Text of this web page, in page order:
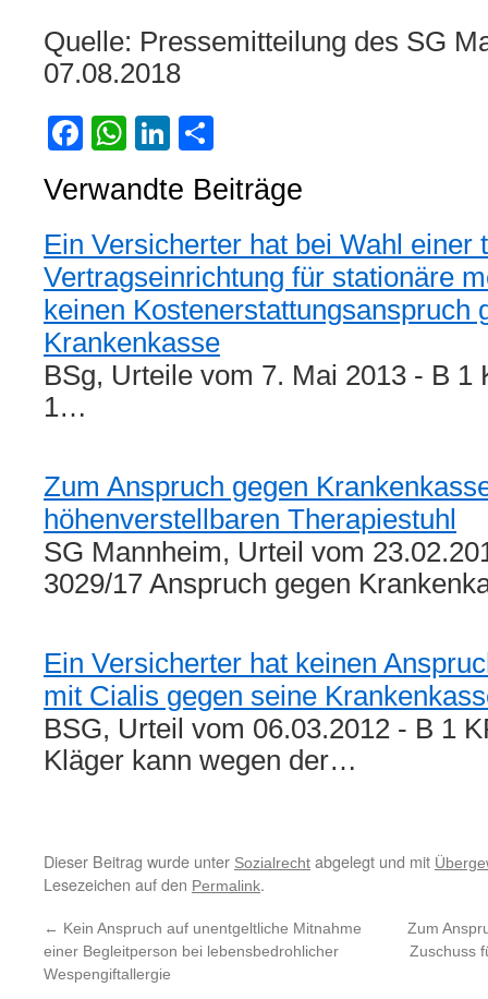
Quelle: Pressemitteilung des SG
07.08.2018
Facebook
WhatsApp
LinkedIn
Verwandte Beiträge
Ein Versicherter hat bei Wahl einer
Vertragseinrichtung für stationäre
keinen Kostenerstattungsanspruch
Krankenkasse
BSg, Urteile vom 7. Mai 2013 - B 1
1…
Zum Anspruch gegen
höhenverstellbaren Therapiestuhl
SG Mannheim, Urteil vom
3029/17 Anspruch gegen
Ein Versicherter hat keinen
mit Cialis gegen seine
BSG, Urteil vom 06.03.2012 - B 1
Kläger kann wegen der…
Dieser Beitrag wurde unter Sozialrecht abgelegt und mit
Lesezeichen auf den Permalink.
← Kein Anspruch auf unentgeltliche Mitnahme
einer Begleitperson bei lebensbedrohlicher
Wespengiftallergie
Zum
Zuschuss